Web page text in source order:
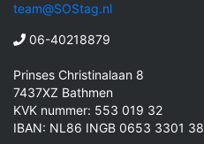
team@SOStag.nl
06-40218879
Prinses Christinalaan 8
7437XZ Bathmen
KVK nummer: 553 019 32
IBAN: NL86 INGB 0653 3301 38